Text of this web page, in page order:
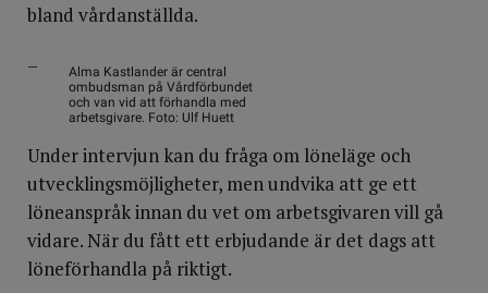
bland vårdanställda.
Alma Kastlander är central
ombudsman på Vårdförbundet
och van vid att förhandla med
arbetsgivare. Foto: Ulf Huett
–
Under intervjun kan du fråga om löneläge och
utvecklingsmöjligheter, men undvika att ge ett
löneanspråk innan du vet om arbetsgivaren vill gå
vidare. När du fått ett erbjudande är det dags att
löneförhandla på riktigt.